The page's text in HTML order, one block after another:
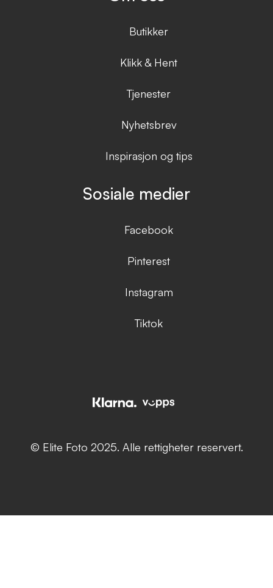
Butikker
Klikk & Hent
Tjenester
Nyhetsbrev
Inspirasjon og tips
Sosiale medier
Facebook
Pinterest
Instagram
Tiktok
© Elite Foto 2025. Alle rettigheter reservert.